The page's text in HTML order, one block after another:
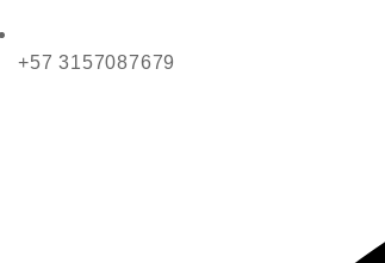
+57 3157087679